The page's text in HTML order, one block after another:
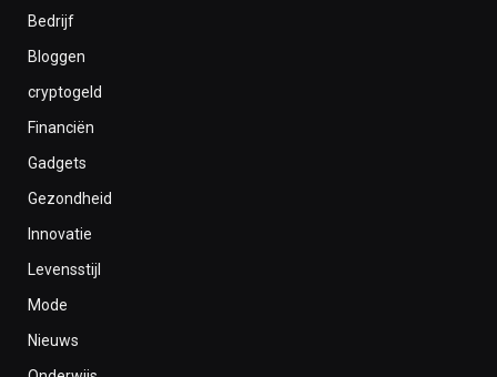
Bedrijf
Bloggen
cryptogeld
Financiën
Gadgets
Gezondheid
Innovatie
Levensstijl
Mode
Nieuws